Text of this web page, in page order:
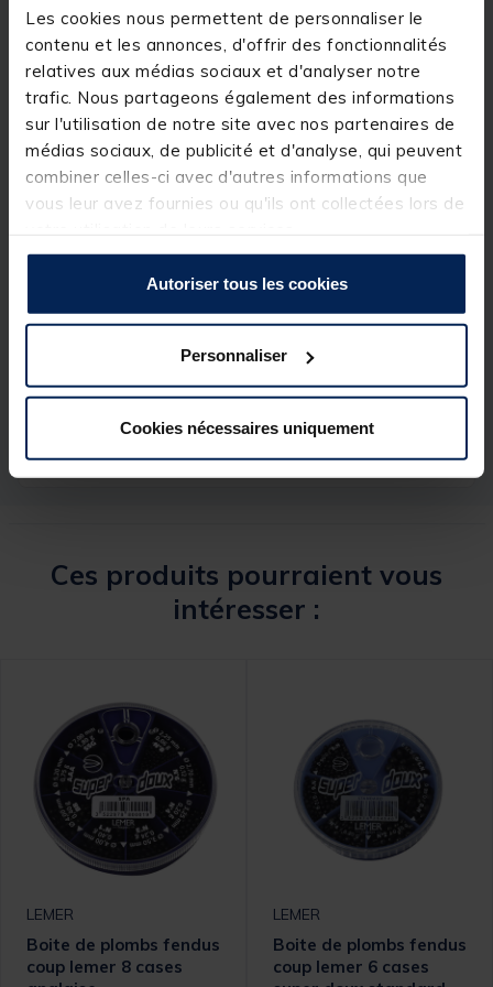
Les cookies nous permettent de personnaliser le
contenu et les annonces, d'offrir des fonctionnalités
relatives aux médias sociaux et d'analyser notre
trafic. Nous partageons également des informations
sur l'utilisation de notre site avec nos partenaires de
médias sociaux, de publicité et d'analyse, qui peuvent
combiner celles-ci avec d'autres informations que
vous leur avez fournies ou qu'ils ont collectées lors de
Autoriser tous les cookies
Personnaliser
Cookies nécessaires uniquement
à pointe d'hameçon qui se fixe derrivère la tête du
vairon. Ce type demonture à vairon mort manié
est apprécié pour la nage qu'elle procure au vairon.
Lot de 4 godilles
Détails
Spécifications
Réf.
36726-3
Ces produits pourraient vous
intéresser :
LEMER
Boite de plombs fendus
coup lemer 8 cases
LEMER
Boite de plombs fendus
coup lemer 6 cases